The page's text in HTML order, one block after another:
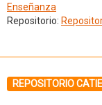
Enseñanza
Repositorio:
REPOSITORIO CATIE